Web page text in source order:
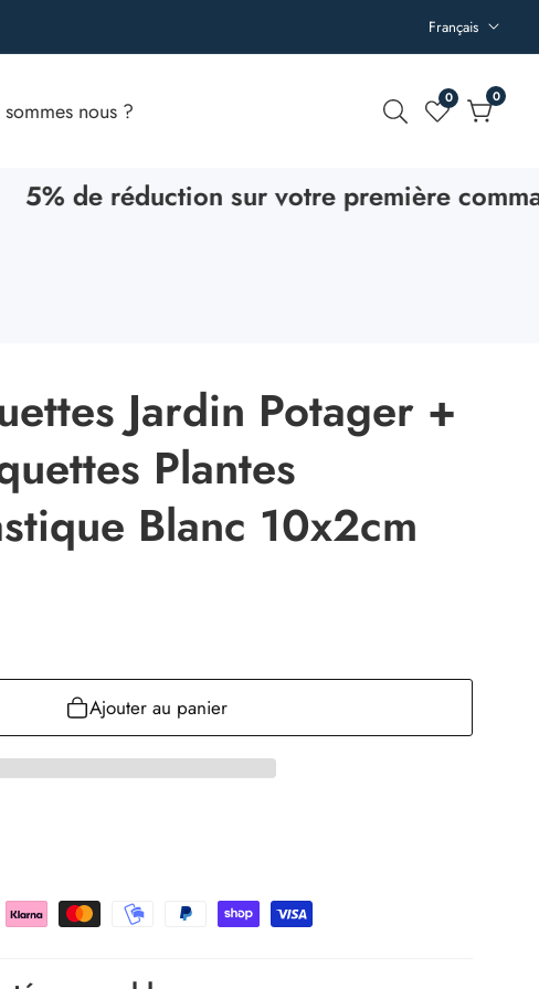
Français
nous ? 0 00
article
de réduction sur votre première
Jardin Potager +
Plantes
Blanc 10x2cm
Ajouter au panier